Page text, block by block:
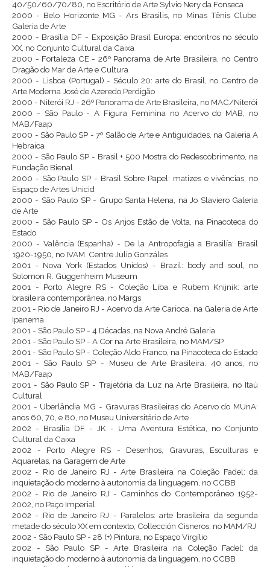
40/50/60/70/80, no Escritório de Arte Sylvio Nery da Fonseca
2000 - Belo Horizonte MG - Ars Brasilis, no Minas Tênis Clube.
Galeria de Arte
2000 - Brasília DF - Exposição Brasil Europa: encontros no século
XX, no Conjunto Cultural da Caixa
2000 - Fortaleza CE - 26º Panorama de Arte Brasileira, no Centro
Dragão do Mar de Arte e Cultura
2000 - Lisboa (Portugal) - Século 20: arte do Brasil, no Centro de
Arte Moderna José de Azeredo Perdigão
2000 - Niterói RJ - 26º Panorama de Arte Brasileira, no MAC/Niterói
2000 - São Paulo - A Figura Feminina no Acervo do MAB, no
MAB/Faap
2000 - São Paulo SP - 7º Salão de Arte e Antiguidades, na Galeria A
Hebraica
2000 - São Paulo SP - Brasil + 500 Mostra do Redescobrimento, na
Fundação Bienal
2000 - São Paulo SP - Brasil Sobre Papel: matizes e vivências, no
Espaço de Artes Unicid
2000 - São Paulo SP - Grupo Santa Helena, na Jo Slaviero Galeria
de Arte
2000 - São Paulo SP - Os Anjos Estão de Volta, na Pinacoteca do
Estado
2000 - Valência (Espanha) - De la Antropofagia a Brasilía: Brasil
1920-1950, no IVAM. Centre Julio Gonzáles
2001 - Nova York (Estados Unidos) - Brazil: body and soul, no
Solomon R. Guggenheim Museum
2001 - Porto Alegre RS - Coleção Liba e Rubem Knijnik: arte
brasileira contemporânea, no Margs
2001 - Rio de Janeiro RJ - Acervo da Arte Carioca, na Galeria de Arte
Ipanema
2001 - São Paulo SP - 4 Décadas, na Nova André Galeria
2001 - São Paulo SP - A Cor na Arte Brasileira, no MAM/SP
2001 - São Paulo SP - Coleção Aldo Franco, na Pinacoteca do Estado
2001 - São Paulo SP - Museu de Arte Brasileira: 40 anos, no
MAB/Faap
2001 - São Paulo SP - Trajetória da Luz na Arte Brasileira, no Itaú
Cultural
2001 - Uberlândia MG - Gravuras Brasileiras do Acervo do MUnA:
anos 60, 70, e 80, no Museu Universitário de Arte
2002 - Brasília DF - JK - Uma Aventura Estética, no Conjunto
Cultural da Caixa
2002 - Porto Alegre RS - Desenhos, Gravuras, Esculturas e
Aquarelas, na Garagem de Arte
2002 - Rio de Janeiro RJ - Arte Brasileira na Coleção Fadel: da
inquietação do moderno à autonomia da linguagem, no CCBB
2002 - Rio de Janeiro RJ - Caminhos do Contemporâneo 1952-
2002, no Paço Imperial
2002 - Rio de Janeiro RJ - Paralelos: arte brasileira da segunda
metade do século XX em contexto, Collección Cisneros, no MAM/RJ
2002 - São Paulo SP - 28 (+) Pintura, no Espaço Virgílio
2002 - São Paulo SP - Arte Brasileira na Coleção Fadel: da
inquietação do moderno à autonomia da linguagem, no CCBB